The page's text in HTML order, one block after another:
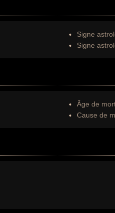
Signe
Signe
Âge de
Cause de